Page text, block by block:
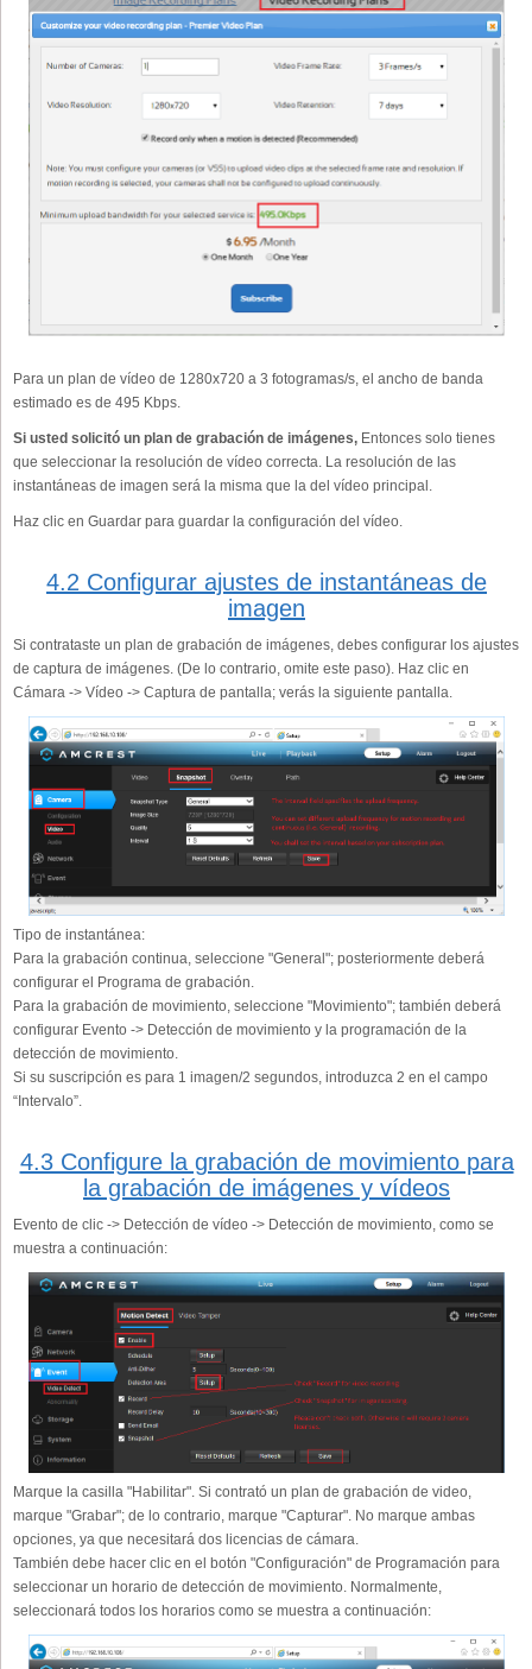
Para un plan de vídeo de 1280x720 a 3 fotogramas/s, el ancho de banda
estimado es de 495 Kbps.
Si usted solicitó un plan de grabación de imágenes, Entonces solo tienes
que seleccionar la resolución de vídeo correcta. La resolución de las
instantáneas de imagen será la misma que la del vídeo principal.
Haz clic en Guardar para guardar la configuración del vídeo.
4.2 Configurar ajustes de instantáneas de
imagen
Si contrataste un plan de grabación de imágenes, debes configurar los ajustes
de captura de imágenes. (De lo contrario, omite este paso). Haz clic en
Cámara -> Vídeo -> Captura de pantalla; verás la siguiente pantalla.
Tipo de instantánea:
Para la grabación continua, seleccione "General"; posteriormente deberá
configurar el Programa de grabación.
Para la grabación de movimiento, seleccione "Movimiento"; también deberá
configurar Evento -> Detección de movimiento y la programación de la
detección de movimiento.
Si su suscripción es para 1 imagen/2 segundos, introduzca 2 en el campo
“Intervalo”.
4.3 Configure la grabación de movimiento para
la grabación de imágenes y vídeos
Evento de clic -> Detección de vídeo -> Detección de movimiento, como se
muestra a continuación:
Marque la casilla "Habilitar". Si contrató un plan de grabación de video,
marque "Grabar"; de lo contrario, marque "Capturar". No marque ambas
opciones, ya que necesitará dos licencias de cámara.
También debe hacer clic en el botón "Configuración" de Programación para
seleccionar un horario de detección de movimiento. Normalmente,
seleccionará todos los horarios como se muestra a continuación: